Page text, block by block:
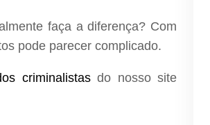
faça a diferença? Com
pode parecer complicado.
criminalistasdo nosso site